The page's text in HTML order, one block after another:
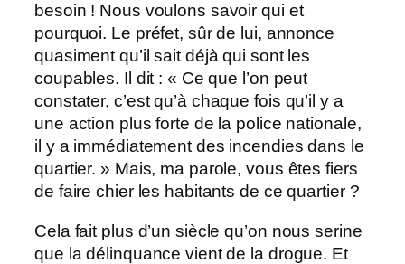
besoin ! Nous voulons savoir qui et
pourquoi. Le préfet, sûr de lui, annonce
quasiment qu’il sait déjà qui sont les
coupables. Il dit : « Ce que l’on peut
constater, c’est qu’à chaque fois qu’il y a
une action plus forte de la police nationale,
il y a immédiatement des incendies dans le
quartier. » Mais, ma parole, vous êtes fiers
de faire chier les habitants de ce quartier ?
Cela fait plus d’un siècle qu’on nous serine
que la délinquance vient de la drogue. Et